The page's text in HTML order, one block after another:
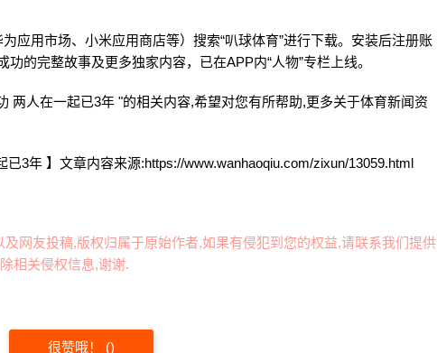
应用市场、小米应用商店等）搜索“叭球体育”进行下载。安装后注册账
的完整故事及更多独家内容，已在APP内“人物”专栏上线。
两人在一起已3年 "的相关内容,希望对您有所帮助,更多关于体育新闻资
已3年 】文章内容来源:https://www.wanhaoqiu.com/zixun/13059.html
及网友投稿,版权归属于原始作者,如果有侵犯到您的权益,请联系我们提供
相关侵权信息,谢谢.
很赞哦！ ()